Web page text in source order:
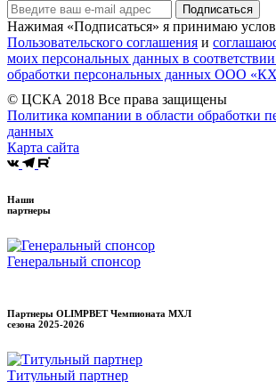
Подписаться
Нажимая «Подписаться» я принимаю
Пользовательского соглашения и
моих персональных данных в
обработки персональных данных ООО
© ЦСКА 2018 Все права защищены
Политика компании в области обработки
данных
Карта сайта
Наши
партнеры
Генеральный спонсор
Партнеры OLIMPBET Чемпионата МХЛ
сезона 2025-2026
Титульный партнер